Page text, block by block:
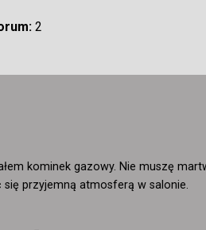
2
kominek gazowy. Nie muszę
przyjemną atmosferą w salonie.